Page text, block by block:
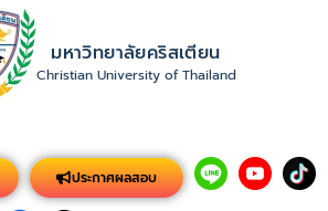
มหาวิทยาลัยคริสเตียน
Christian University of Thailand
ประกาศผลสอบ